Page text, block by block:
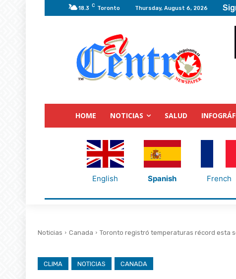
18.3 C Toronto Thursday, August 6, 2026
HOME NOTICIAS SALUD
English Spanish French
Noticias Canada Toronto registró temperaturas récord esta
CLIMA NOTICIAS CANADA